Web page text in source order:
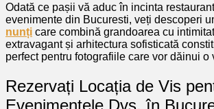
Odată ce pașii vă aduc în incinta
evenimente din Bucuresti, veți descoperi
nunți care combină grandoarea cu
extravagant și arhitectura sofisticată
perfect pentru fotografiile care vor dăinui o
Rezervați Locația de Vis
Evenimentele Dvs. în